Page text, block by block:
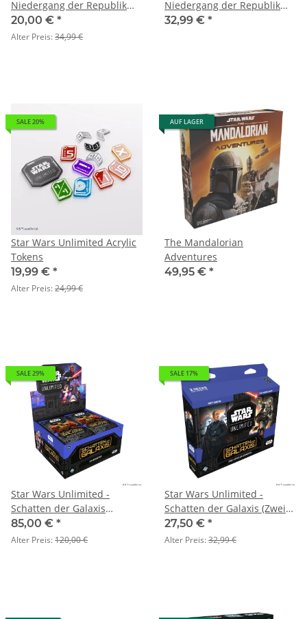
Niedergang der Republik
(Prerelease-Box)
20,00 € *
Alter Preis:34,99 €
Niedergang der Republik
(Zwei-Spieler-Starter)
32,99 € *
SALE 20%
Star Wars Unlimited Acrylic
Tokens
19,99 € *
Alter Preis:24,99 €
AUF LAGER
The Mandalorian
Adventures
49,95 € *
SALE 29%
Star Wars Unlimited -
Schatten der Galaxis
(Booster-Display)
85,00 € *
Alter Preis:120,00 €
SALE 17%
Star Wars Unlimited -
Schatten der Galaxis (Zwei-
Spieler-Starter)
27,50 € *
Alter Preis:32,99 €